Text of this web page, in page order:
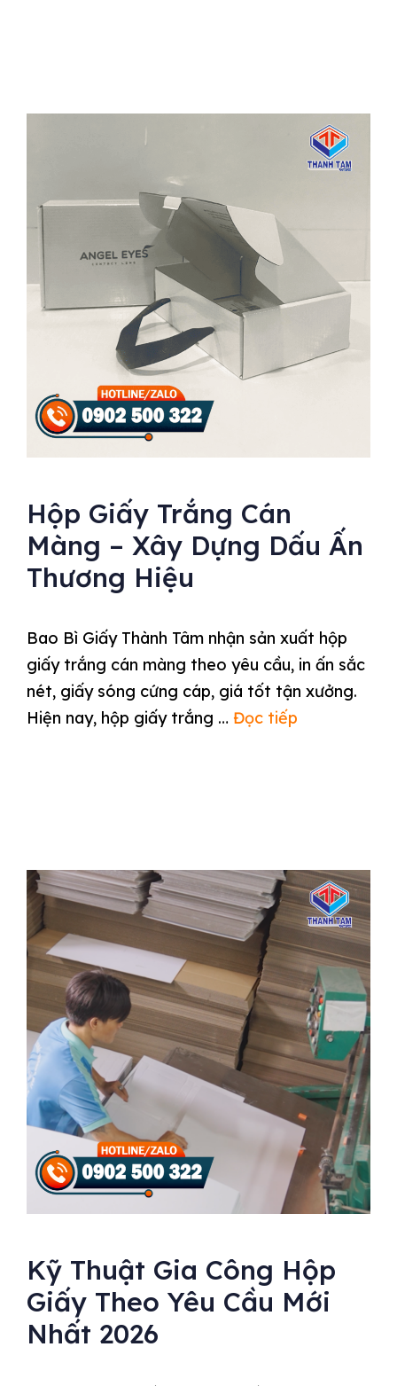
Hộp Giấy Trắng Cán
Màng – Xây Dựng Dấu Ấn
Thương Hiệu
Bao Bì Giấy Thành Tâm nhận sản xuất hộp
giấy trắng cán màng theo yêu cầu, in ấn sắc
nét, giấy sóng cứng cáp, giá tốt tận xưởng.
Hiện nay, hộp giấy trắng … Đọc tiếp
Kỹ Thuật Gia Công Hộp
Giấy Theo Yêu Cầu Mới
Nhất 2026